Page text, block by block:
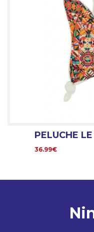
PELUCHE
36.99€